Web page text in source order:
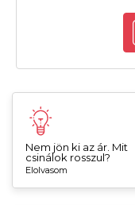
Nem jön ki az ár. Mit
csinálok rosszul?
Elolvasom